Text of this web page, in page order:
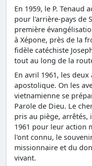
En 1959, le P. Tenaud
pour l'arrière-pays de
première
à Xépone, près de la
fidèle catéchiste
tout au long de la
En avril 1961, les
apostolique. On les
vietnamienne se
Parole de Dieu. Le
pris au piège, arrêtés,
1961 pour leur action
l'ont connu, le
missionnaire et du
vivant.